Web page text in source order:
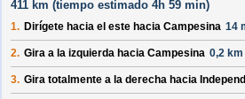
411 km (tiempo estimado 4h 59 min)
1. Dirígete hacia el este hacia Campesina 14
2. Gira a la izquierda hacia Campesina 0,2 km
3. Gira totalmente a la derecha hacia